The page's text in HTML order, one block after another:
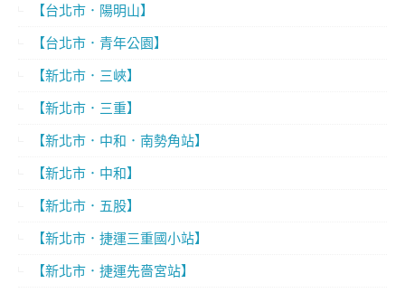
【台北市．陽明山】
【台北市．青年公園】
【新北市．三峽】
【新北市．三重】
【新北市．中和．南勢角站】
【新北市．中和】
【新北市．五股】
【新北市．捷運三重國小站】
【新北市．捷運先嗇宮站】